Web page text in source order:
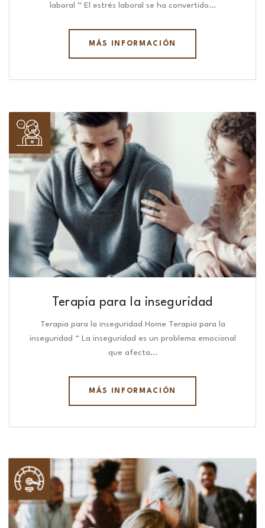
laboral “ El estrés laboral se ha convertido…
MÁS INFORMACIÓN
Terapia para la inseguridad
Terapia para la inseguridad Home Terapia para la
inseguridad “ La inseguridad es un problema emocional
que afecta…
MÁS INFORMACIÓN